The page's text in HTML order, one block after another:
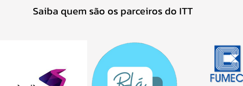
Saiba quem são os parceiros do ITT